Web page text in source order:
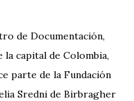
de Documentación,
la capital de Colombia,
parte de la Fundación
Sredni de Birbragher